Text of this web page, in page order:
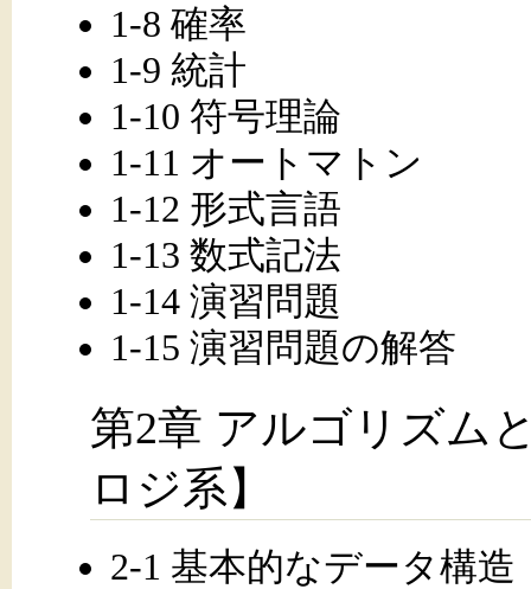
1-8 確率
1-9 統計
1-10 符号理論
1-11 オートマトン
1-12 形式言語
1-13 数式記法
1-14 演習問題
1-15 演習問題の解答
第2章 アルゴリズム
ロジ系】
2-1 基本的なデータ構造